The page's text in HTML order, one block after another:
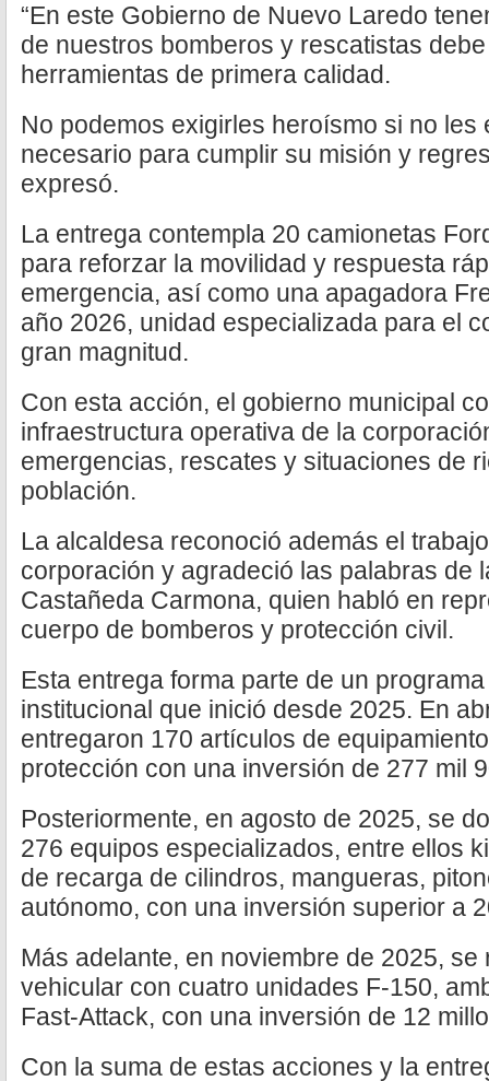
“En este Gobierno de Nuevo Laredo
de nuestros bomberos y rescatistas
herramientas de primera calidad.
No podemos exigirles heroísmo si no les
necesario para cumplir su misión y
expresó.
La entrega contempla 20 camionetas
para reforzar la movilidad y respuesta
emergencia, así como una apagadora
año 2026, unidad especializada para el
gran magnitud.
Con esta acción, el gobierno municipal
infraestructura operativa de la
emergencias, rescates y situaciones de
población.
La alcaldesa reconoció además el
corporación y agradeció las palabras de
Castañeda Carmona, quien habló en
cuerpo de bomberos y protección civil.
Esta entrega forma parte de un
institucional que inició desde 2025. En
entregaron 170 artículos de
protección con una inversión de 277 mil
Posteriormente, en agosto de 2025, se
276 equipos especializados, entre ellos
de recarga de cilindros, mangueras,
autónomo, con una inversión superior a
Más adelante, en noviembre de 2025, se
vehicular con cuatro unidades F-150,
Fast-Attack, con una inversión de 12
Con la suma de estas acciones y la